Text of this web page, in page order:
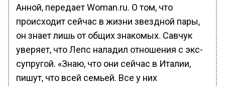
Анной, передает Woman.ru. О том, что
происходит сейчас в жизни звездной пары,
он знает лишь от общих знакомых. Савчук
уверяет, что Лепс наладил отношения с экс-
супругой. «Знаю, что они сейчас в Италии,
пишут, что всей семьей. Все у них